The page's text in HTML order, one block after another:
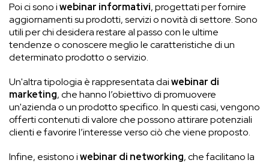
Poi ci sono iwebinar informativi, progettati per fornire
aggiornamenti su prodotti, servizi o novità di settore. Sono
utili per chi desidera restare al passo con le ultime
tendenze o conoscere meglio le caratteristiche di un
determinato prodotto o servizio.
Un'altra tipologia è rappresentata daiwebinar di
marketing, che hanno l’obiettivo di promuovere
un'azienda o un prodotto specifico. In questi casi, vengono
offerti contenuti di valore che possono attirare potenziali
clienti e favorire l’interesse verso ciò che viene proposto.
Infine, esistono iwebinar di networking, che facilitano la